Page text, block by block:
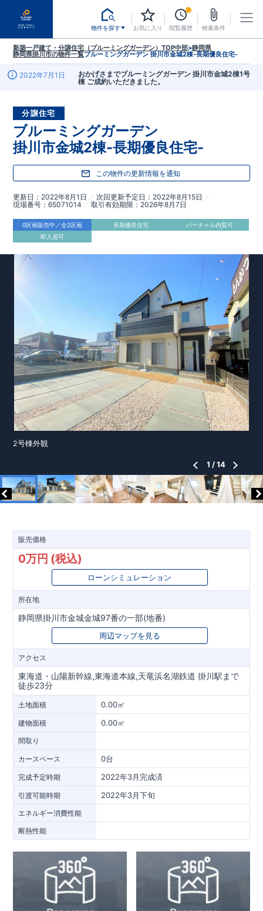
物件を探す お気に入り 閲覧履歴 検索条件
新築一戸建て・分譲住宅（ブルーミングガーデン）TOP中部>静岡県
静岡県掛川市の物件一覧ブルーミングガーデン 掛川市金城2棟-長期優良住宅-
2022年7月1日
おかげさまでブルーミングガーデン 掛川市金城2棟1号
棟 ご成約いただきました。
分譲住宅
ブルーミングガーデン
掛川市金城2棟-長期優良住宅-
この物件の更新情報を通知
更新日 2022年8月1日 次回更新予定日
2022年8月15日
現場番号
65071014 取引有効期限 2026年8月7日
0区画販売中／全2区画 長期優良住宅
バーチャル内覧可
即入居可
販売価格
0万円 (税込)
ローンシミュレーション
所在地
静岡県掛川市金城金城97番の一部(地番)
周辺マップを見る
アクセス
東海道・山陽新幹線,東海道本線,天竜浜名湖鉄道 掛川駅まで
徒歩23分
土地面積 0.00㎡
建物面積 0.00㎡
間取り
カースペース 0台
完成予定時期 2022年3月完成済
引渡可能時期 2022年3月下旬
エネルギー消費性能
断熱性能
2号棟外観
1 /14